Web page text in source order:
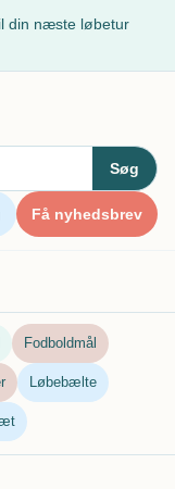
din næste løbetur
Søg
Få nyhedsbrev
Fodboldmål
Løbebælte